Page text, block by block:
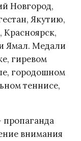
Новгород,
Якутию,
Ямал. Медали
гиревом
городошном
теннисе,
пропаганда
внимания